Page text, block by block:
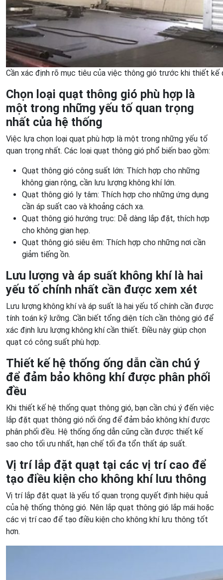
Cần xác định rõ mục tiêu của việc thông gió trước khi thiết
Chọn loại quạt thông gió phù hợp là
một trong những yếu tố quan trọng
nhất của hệ thống
Việc lựa chọn loại quạt phù hợp là một trong những yếu tố
quan trọng nhất. Các loại quạt thông gió phổ biến bao gồm:
Quạt thông gió công suất lớn: Thích hợp cho những
không gian rộng, cần lưu lượng không khí lớn.
Quạt thông gió ly tâm: Thích hợp cho những ứng dụng
cần áp suất cao và khoảng cách xa.
Quạt thông gió hướng trục: Dễ dàng lắp đặt, thích hợp
cho không gian hẹp.
Quạt thông gió siêu êm: Thích hợp cho những nơi cần
giảm tiếng ồn.
Lưu lượng và áp suất không khí là hai
yếu tố chính nhất cần được xem xét
Lưu lượng không khí và áp suất là hai yếu tố chính cần được
tính toán kỹ lưỡng. Cần biết tổng diện tích cần thông gió để
xác định lưu lượng không khí cần thiết. Điều này giúp chọn
quạt có công suất phù hợp.
Thiết kế hệ thống ống dẫn cần chú ý
để đảm bảo không khí được phân phối
đều
Khi thiết kế hệ thống quạt thông gió, bạn cần chú ý đến việc
lắp đặt quạt thông gió nối ống để đảm bảo không khí được
phân phối đều. Hệ thống ống dẫn cũng cần được thiết kế
sao cho tối ưu nhất, hạn chế tối đa tổn thất áp suất.
Vị trí lắp đặt quạt tại các vị trí cao để
tạo điều kiện cho không khí lưu thông
Vị trí lắp đặt quạt là yếu tố quan trọng quyết định hiệu quả
của hệ thống thông gió. Nên lắp quạt thông gió lắp mái hoặc
các vị trí cao để tạo điều kiện cho không khí lưu thông tốt
hơn.